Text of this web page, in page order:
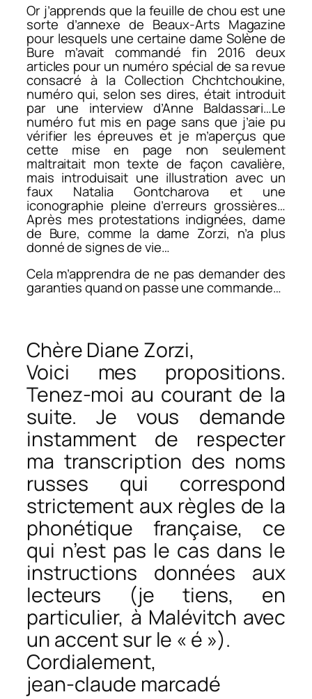
Or j’apprends que la feuille de chou est une
sorte d’annexe de Beaux-Arts Magazine
pour lesquels une certaine dame Solène de
Bure m’avait commandé fin 2016 deux
articles pour un numéro spécial de sa revue
consacré à la Collection Chchtchoukine,
numéro qui, selon ses dires, était introduit
par une interview d’Anne Baldassari…Le
numéro fut mis en page sans que j’aie pu
vérifier les épreuves et je m’aperçus que
cette mise en page non seulement
maltraitait mon texte de façon cavalière,
mais introduisait une illustration avec un
faux Natalia Gontcharova et une
iconographie pleine d’erreurs grossières…
Après mes protestations indignées, dame
de Bure, comme la dame Zorzi, n’a plus
donné de signes de vie…
Cela m’apprendra de ne pas demander des
garanties quand on passe une commande…
Chère Diane Zorzi,
Voici mes propositions.
Tenez-moi au courant de la
suite. Je vous demande
instamment de respecter
ma transcription des noms
russes qui correspond
strictement aux règles de la
phonétique française, ce
qui n’est pas le cas dans le
instructions données aux
lecteurs (je tiens, en
particulier, à Malévitch avec
un accent sur le « é »).
Cordialement,
jean-claude marcadé